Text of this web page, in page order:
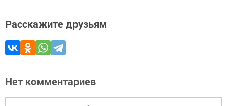
Расскажите друзьям
Нет комментариев